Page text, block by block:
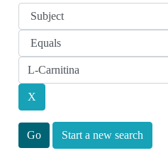
Start a new search